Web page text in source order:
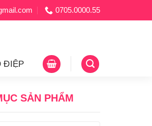
0705.0000.55
ĐIỆP
SẢN PHẨM